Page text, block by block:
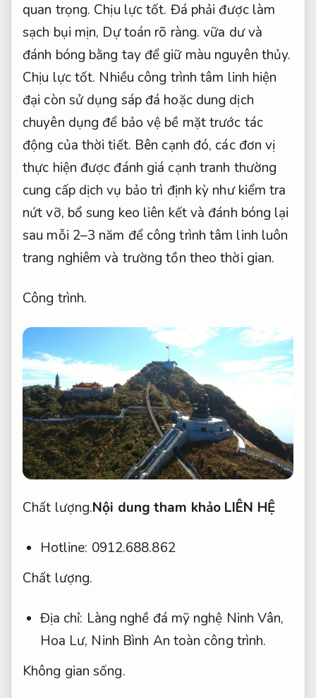
quan trọng. Chịu lực tốt. Đá phải được làm
sạch bụi mịn, Dự toán rõ ràng. vữa dư và
đánh bóng bằng tay để giữ màu nguyên thủy.
Chịu lực tốt. Nhiều công trình tâm linh hiện
đại còn sử dụng sáp đá hoặc dung dịch
chuyên dụng để bảo vệ bề mặt trước tác
động của thời tiết. Bên cạnh đó, các đơn vị
thực hiện được đánh giá cạnh tranh thường
cung cấp dịch vụ bảo trì định kỳ như kiểm tra
nứt vỡ, bổ sung keo liên kết và đánh bóng lại
sau mỗi 2–3 năm để công trình tâm linh luôn
trang nghiêm và trường tồn theo thời gian.
Công trình.
Chất lượng.Nội dung tham khảo LIÊN HỆ
Hotline: 0912.688.862
Chất lượng.
Địa chỉ: Làng nghề đá mỹ nghệ Ninh Vân,
Hoa Lư, Ninh Bình An toàn công trình.
Không gian sống.